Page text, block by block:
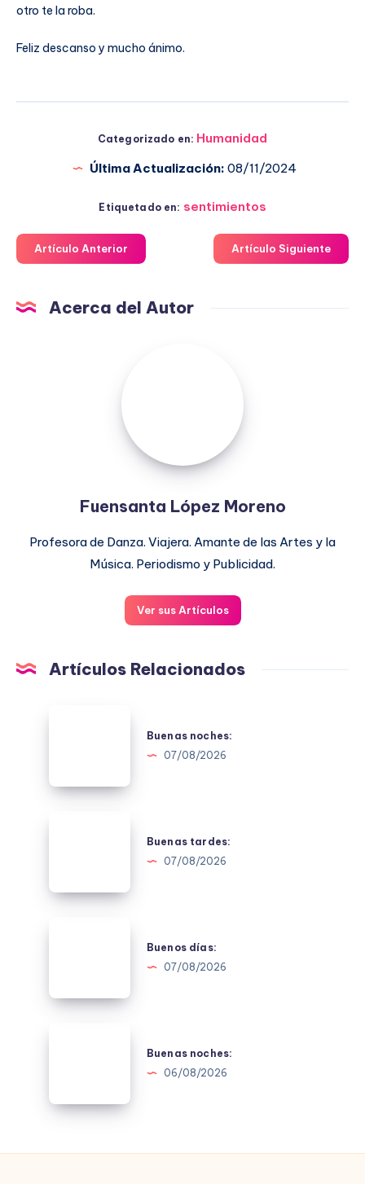
otro te la roba.
Feliz descanso y mucho ánimo.
Categorizado en: Humanidad
Última Actualización: 08/11/2024
Etiquetado en: sentimientos
Artículo Anterior Artículo Siguiente
Acerca del Autor
Fuensanta López Moreno
Profesora de Danza. Viajera. Amante de las Artes y la
Música. Periodismo y Publicidad.
Ver sus Artículos
Artículos Relacionados
Buenas noches:
07/08/2026
Buenas tardes:
07/08/2026
Buenos días:
07/08/2026
Buenas noches:
06/08/2026